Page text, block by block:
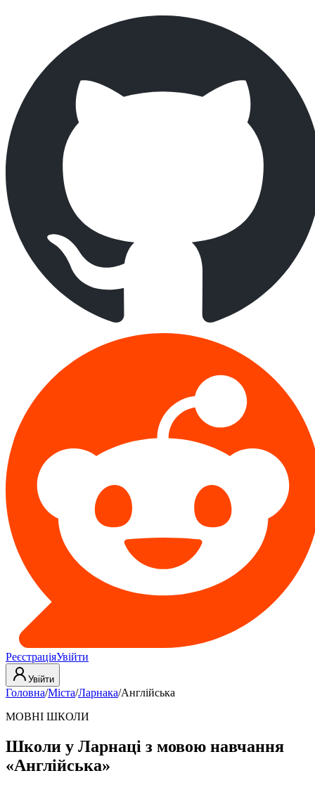
РеєстраціяУвійти
Увійти
Головна/Міста/Ларнака/Англійська
МОВНІ ШКОЛИ
Школи у Ларнаці з мовою навчання
«Англійська»